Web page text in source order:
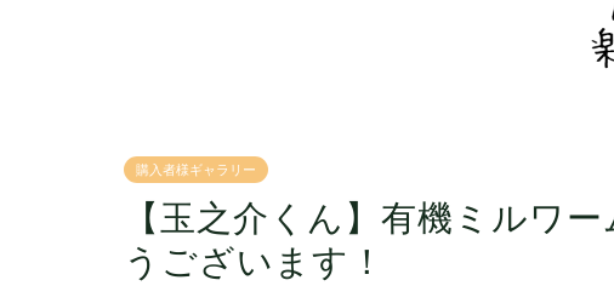
購入者様ギャラリー
【玉之介くん】有機ミルワ
うございます！